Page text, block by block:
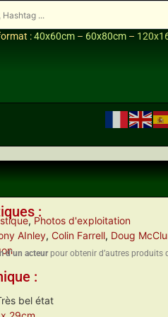
:40x60cm – 60x80cm –
:
,Photos d'exploitation
AInley, Colin Farrell, Doug
d’un acteurpour obtenir d’autres produits
:
bel état